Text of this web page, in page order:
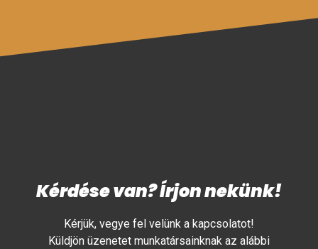
Kérdése van? Írjon nekünk!
Kérjük, vegye fel velünk a kapcsolatot!
Küldjön üzenetet munkatársainknak az alábbi